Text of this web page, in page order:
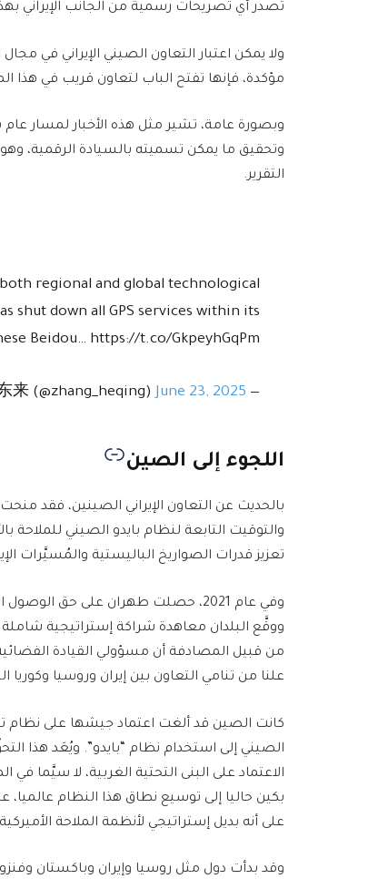
تصدر أي تصريحات رسمية من الجانب الإيراني
ولا يمكن اعتبار التعاون الصيني الإيراني في
مؤكدة، فإنها تفتح الباب لتعاون قريب في هذا
وبصورة عامة، تشير مثل هذه الأخبار لمسار عام
وتحقيق ما يمكن تسميته بالسيادة الرقمية،
التقرير.
regional and global technological
shut down all GPS services within its
Beidou… https://t.co/GkpeyhGqPm
— 紫气东来 (@zhang_heqing)
June 23, 2025
اللجوء إلى الصين
بالحديث عن التعاون الإيراني الصينين، فقد
تعزيز قدرات الصواريخ الباليستية والمُسيَّرات
وفي عام 2021، حصلت طهران على حق
علنا من تنامي التعاون بين إيران وروسيا
كانت الصين قد ألغت اعتماد جيشها على نظام
الصيني إلى استخدام نظام “بايدو”. ويُعَد هذا
الاعتماد على البنى التحتية الغربية، لا سيَّما
بكين حاليا إلى توسيع نطاق هذا النظام
على أنه بديل إستراتيجي لأنظمة الملاحة
وقد بدأت دول مثل روسيا وإيران وباكستان